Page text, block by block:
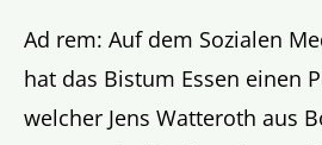
Ad rem: Auf dem Sozialen
hat das Bistum Essen einen
welcher Jens Watteroth aus